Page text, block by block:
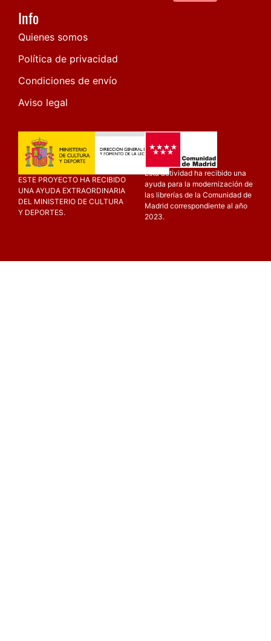
Info
Quienes somos
Política de privacidad
Condiciones de envío
Aviso legal
ESTE PROYECTO HA RECIBIDO
UNA AYUDA EXTRAORDINARIA
DEL MINISTERIO DE CULTURA
Y DEPORTES.
Esta actividad ha recibido una
ayuda para la modernización de
las librerías de la Comunidad de
Madrid correspondiente al año
2023.